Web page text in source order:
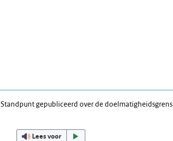
Standpunt gepubliceerd over de doelmatigheidsgrens
Lees voor